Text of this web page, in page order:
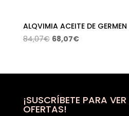
ALQVIMIA ACEITE DE
84,07€ El
era:
68,07€El
es:
¡SUSCRÍBETE PARA
OFERTAS!